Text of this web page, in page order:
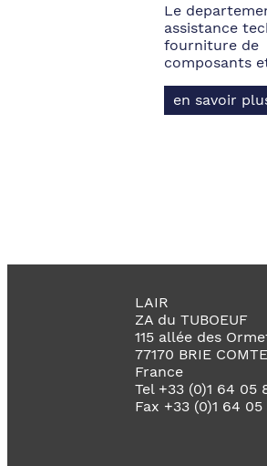
Le
assistance
fourniture de
composants
en savoir
LAIR
ZA du TUBOEUF
115 allée des
77170 BRIE
France
Tel +33 (0)1 64 05
Fax +33 (0)1 64